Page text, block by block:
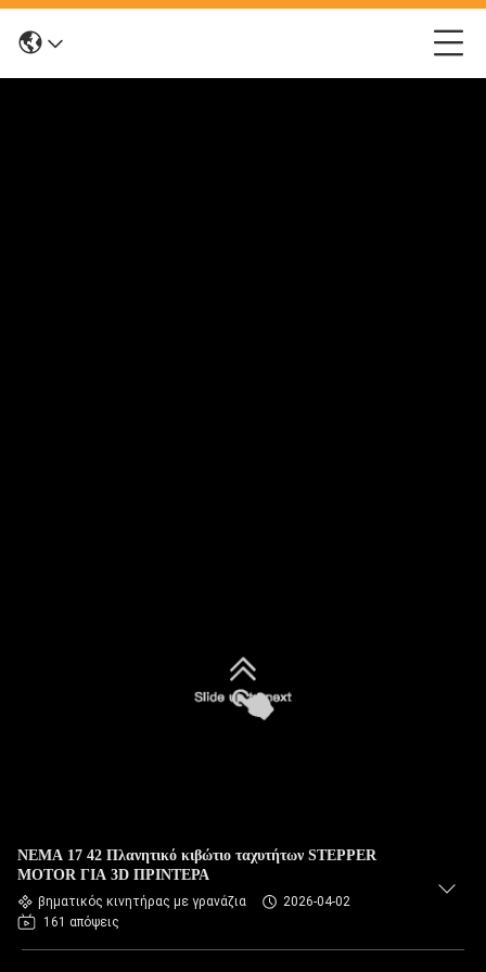
NEMA 17 42 Πλανητικό κιβώτιο ταχυτήτων STEPPER
MOTOR ΓΙΑ 3D ΠΡΙΝΤΕΡΑ
βηματικός κινητήρας με γρανάζια
2026-04-02
161 απόψεις